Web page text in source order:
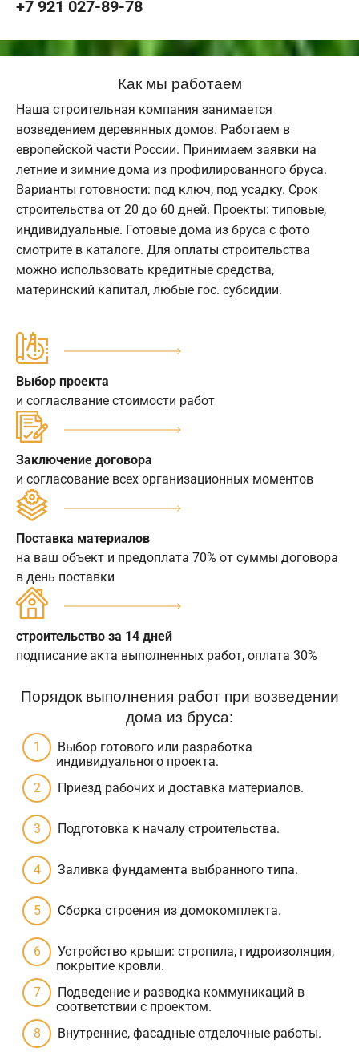
+7 921 027-89-78
Как мы работаем
Наша строительная компания занимается
возведением деревянных домов. Работаем в
европейской части России. Принимаем заявки на
летние и зимние дома из профилированного бруса.
Варианты готовности: под ключ, под усадку. Срок
строительства от 20 до 60 дней. Проекты: типовые,
индивидуальные. Готовые дома из бруса с фото
смотрите в каталоге. Для оплаты строительства
можно использовать кредитные средства,
материнский капитал, любые гос. субсидии.
Выбор проекта
и согласлвание стоимости работ
Заключение договора
и согласование всех организационных моментов
Поставка материалов
на ваш объект и предоплата 70% от суммы договора
в день поставки
строительство за 14 дней
подписание акта выполненных работ, оплата 30%
Порядок выполнения работ при возведении
дома из бруса:
Выбор готового или разработка
индивидуального проекта.
Приезд рабочих и доставка материалов.
Подготовка к началу строительства.
Заливка фундамента выбранного типа.
Сборка строения из домокомплекта.
Устройство крыши: стропила, гидроизоляция,
покрытие кровли.
Подведение и разводка коммуникаций в
соответствии с проектом.
Внутренние, фасадные отделочные работы.